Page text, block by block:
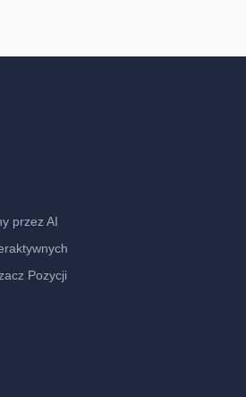
przez AI
Pozycji